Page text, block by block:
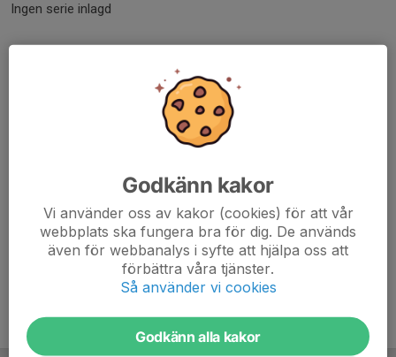
Ingen serie inlagd
Godkänn kakor
Vi använder oss av kakor (cookies) för att vår
webbplats ska fungera bra för dig. De används
även för webbanalys i syfte att hjälpa oss att
förbättra våra tjänster.
Så använder vi cookies
Godkänn alla kakor